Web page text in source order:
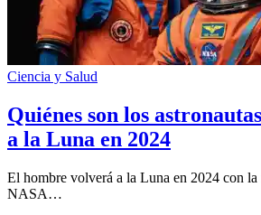
Ciencia y Salud
Quiénes son los
a la Luna en 2024
El hombre volverá a la Luna en 2024 con
NASA…